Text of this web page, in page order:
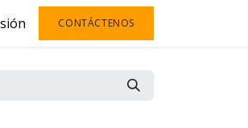
CONTÁCTENOS